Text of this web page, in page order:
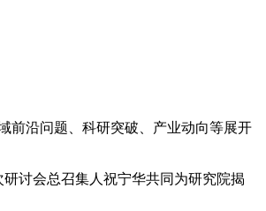
前沿问题、科研突破、产业动向等展开
讨会总召集人祝宁华共同为研究院揭